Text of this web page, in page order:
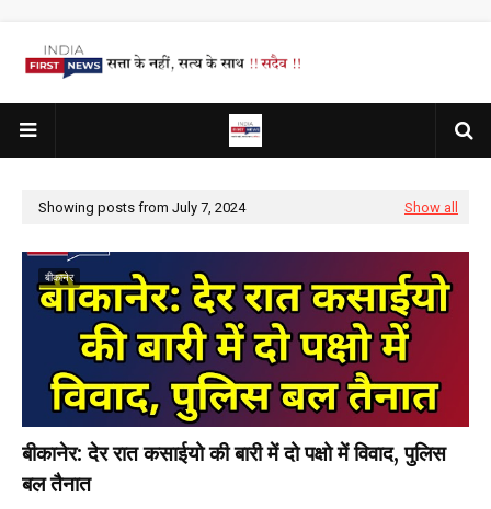
Showing posts from July 7, 2024 Show all
बीकानेर
बीकानेर: देर रात कसाईयो की बारी में दो पक्षो में विवाद, पुलिस
बल तैनात